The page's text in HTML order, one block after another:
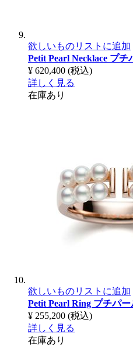
欲しいものリストに追加
Petit Pearl Necklace プチ
¥ 620,400 (税込)
詳しく見る
在庫あり
欲しいものリストに追加
Petit Pearl Ring プチパ
¥ 255,200 (税込)
詳しく見る
在庫あり